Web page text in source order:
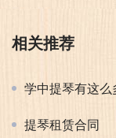
相关推荐
学中提琴有这
提琴租赁合同